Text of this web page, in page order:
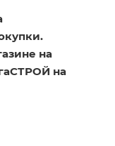
на
на